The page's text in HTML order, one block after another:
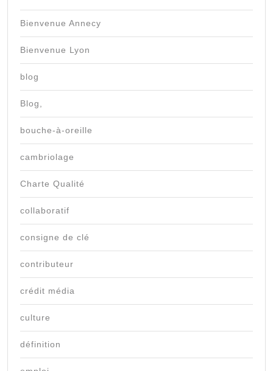
Bienvenue Annecy
Bienvenue Lyon
blog
Blog,
bouche-à-oreille
cambriolage
Charte Qualité
collaboratif
consigne de clé
contributeur
crédit média
culture
définition